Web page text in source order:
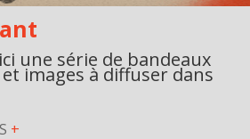
une série de bandeaux
images à diffuser dans
+